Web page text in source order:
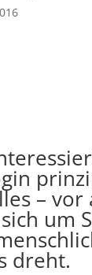
– vor
um
dreht.